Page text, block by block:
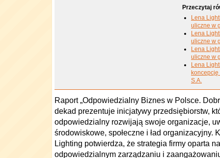
Przeczytaj
Lena
uliczne w
Lena
uliczne w
Lena
uliczne w
Lena
S.A.
Raport „Odpowiedzialny Biznes w Polsce.
dekad prezentuje inicjatywy przedsiębiorstw,
odpowiedzialny rozwijają swoje organizacje,
środowiskowe, społeczne i ład organizacyjny.
Lighting potwierdza, że strategia firmy oparta
odpowiedzialnym zarządzaniu i